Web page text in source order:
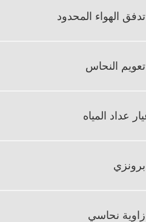
الهواء المحدود
النحاس
عداد المياه
نحاسي